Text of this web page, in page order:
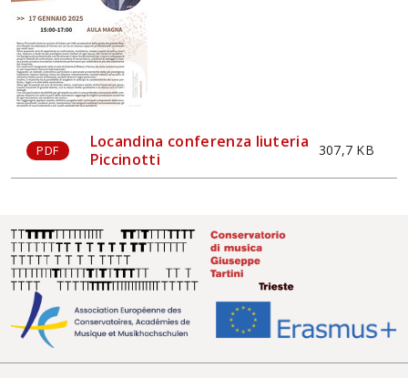
PDF
locandina conferenza liuteria
Piccinotti
307,7 KB